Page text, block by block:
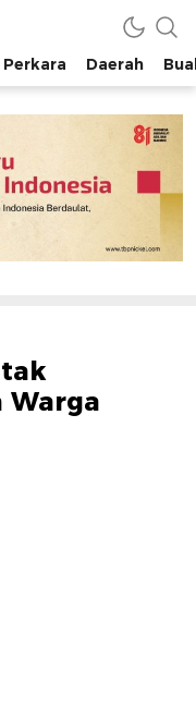
Perkara Daerah
Warga